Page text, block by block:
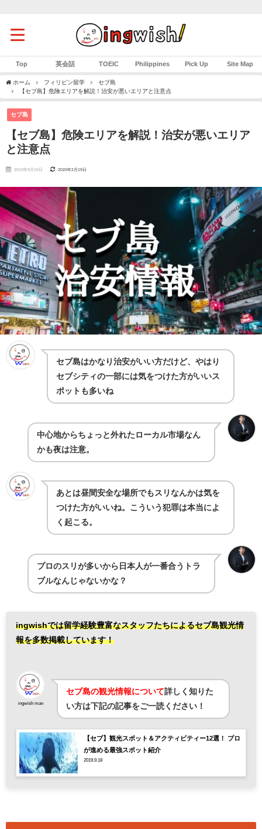
Top 英会話 TOEIC Philippines Pick Up Site Map
ホーム フィリピン留学
セブ島
【セブ島】危険エリアを解説！治安が悪いエリアと注意点
セブ島
【セブ島】危険エリアを解説！治安が悪いエリア
と注意点
2019年9月19日 2020年2月19日
セブ島はかなり治安がいい方だけど、やはり
セブシティの一部には気をつけた方がいいス
ポットも多いね
中心地からちょっと外れたローカル市場なん
かも夜は注意。
あとは昼間安全な場所でもスリなんかは気を
つけた方がいいね。こういう犯罪は本当によ
く起こる。
プロのスリが多いから日本人が一番合うトラ
ブルなんじゃないかな？
ingwishでは留学経験豊富なスタッフたちによるセブ島観光情
報を多数掲載しています！
ingwish man
セブ島の観光情報について詳しく知りた
い方は下記の記事をご一読ください！
【セブ】観光スポット＆アクティビティー12選！ プロ
が進める最強スポット紹介
2019.9.18